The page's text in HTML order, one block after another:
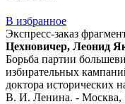
В избранное
Экспресс-заказ
Цехновичер, Леонид
Борьба партии
избирательных
доктора исторических
В. И. Ленина. - Москва,